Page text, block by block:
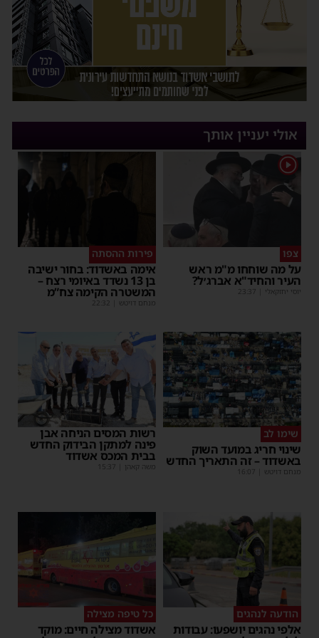
אולי יעניין אותך
1
צפו
על מה שוחחו מ"מ ראש
העיר והחיד"א אברג׳ל?
יוסי יחזקאלי 23:37
פירות ההסתה
אימה באשדוד: בחור ישיבה
בן 13 נשדד באיומי רצח –
המשטרה הקימה צח”מ
מנחם דויטש 22:32
שימו לב
שינוי חריג במועד השוק
באשדוד – זה התאריך החדש
מנחם דויטש 16:07
רשות המסים הניחה אבן
פינה למתקן הבידוק החדש
בבית המכס אשדוד
משה קאהן 15:37
הודעה לנהגים
אלפי נהגים יושפעו: עבודות
כל טיפה מצילה
אשדוד מצילה חיים: מוקד